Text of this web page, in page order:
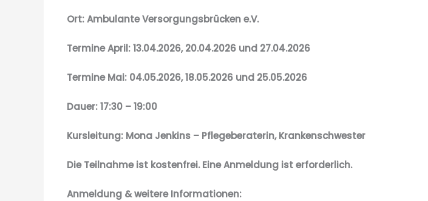
Ort: Ambulante Versorgungsbrücken e.V.
Termine April: 13.04.2026, 20.04.2026 und 27.04.2026
Termine Mai: 04.05.2026, 18.05.2026 und 25.05.2026
Dauer: 17:30 – 19:00
Kursleitung: Mona Jenkins – Pflegeberaterin, Krankenschwester
Die Teilnahme ist kostenfrei. Eine Anmeldung ist erforderlich.
Anmeldung & weitere Informationen: